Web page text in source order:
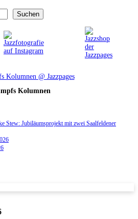
Suchen
Kolumnen
Stew: Jubiläumsprojekt mit zwei Saalfeldener